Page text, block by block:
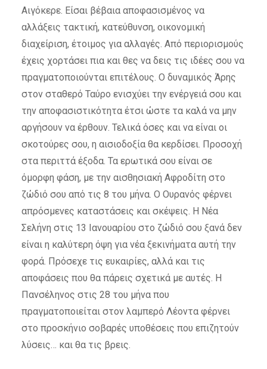
Αιγόκερε. Είσαι βέβαια αποφασισμένος να
αλλάξεις τακτική, κατεύθυνση, οικονομική
διαχείριση, έτοιμος για αλλαγές. Από περιορισμούς
έχεις χορτάσει πια και θες να δεις τις ιδέες σου να
πραγματοποιούνται επιτέλους. Ο δυναμικός Άρης
στον σταθερό Ταύρο ενισχύει την ενέργειά σου και
την αποφασιστικότητα έτσι ώστε τα καλά να μην
αργήσουν να έρθουν. Τελικά όσες και να είναι οι
σκοτούρες σου, η αισιοδοξία θα κερδίσει. Προσοχή
στα περιττά έξοδα. Τα ερωτικά σου είναι σε
όμορφη φάση, με την αισθησιακή Αφροδίτη στο
ζώδιό σου από τις 8 του μήνα. Ο Ουρανός φέρνει
απρόσμενες καταστάσεις και σκέψεις. Η Νέα
Σελήνη στις 13 Ιανουαρίου στο ζώδιό σου ξανά δεν
είναι η καλύτερη όψη για νέα ξεκινήματα αυτή την
φορά. Πρόσεχε τις ευκαιρίες, αλλά και τις
αποφάσεις που θα πάρεις σχετικά με αυτές. Η
Πανσέληνος στις 28 του μήνα που
πραγματοποιείται στον λαμπερό Λέοντα φέρνει
στο προσκήνιο σοβαρές υποθέσεις που επιζητούν
λύσεις… και θα τις βρεις.